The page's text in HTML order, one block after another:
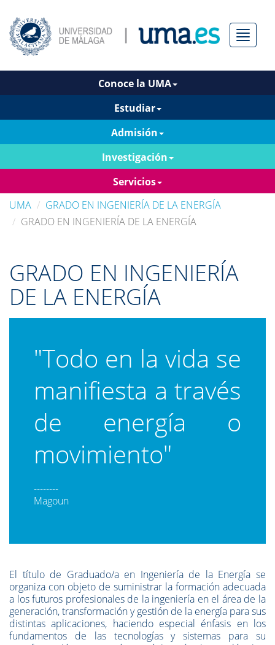
Menú
Conoce la UMA
Estudiar
Admisión
Investigación
Servicios
UMA
GRADO EN INGENIERÍA DE LA ENERGÍA
GRADO EN INGENIERÍA DE LA ENERGÍA
GRADO EN INGENIERÍA
DE LA ENERGÍA
"Todo en la vida se
manifiesta a través
de energía o
movimiento"
--------
Magoun
El título de Graduado/a en Ingeniería de la Energía se
organiza con objeto de suministrar la formación adecuada
a los futuros profesionales de la ingeniería en el área de la
generación, transformación y gestión de la energía para sus
distintas aplicaciones, haciendo especial énfasis en los
fundamentos de las tecnologías y sistemas para su